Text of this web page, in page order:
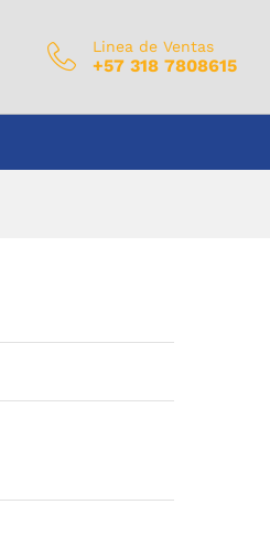
Linea de Ventas
+57 318 7808615